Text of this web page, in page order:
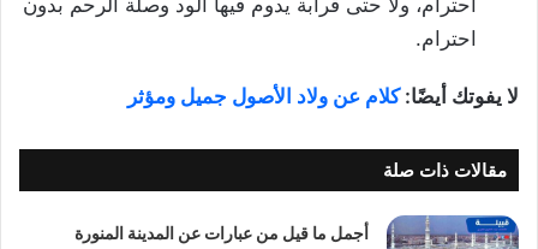
احترام.
لا يفوتك أيضًا:كلام عن ولاد الأصول جميل ومؤثر
مقالات ذات صلة
أجمل ما قيل من عبارات عن المدينة المنورة